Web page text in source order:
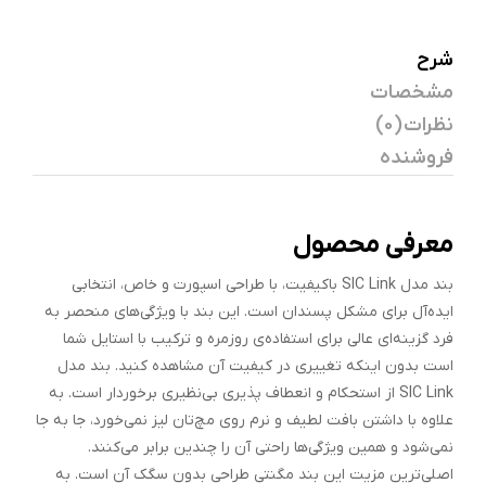
شرح
مشخصات
نظرات (0)
فروشنده
معرفی محصول
بند مدل SIC Link باکیفیت، با طراحی اسپورت و خاص، انتخابی
ایده‌آل برای مشکل پسندان است. این بند با ویژگی‌های منحصر به
فرد گزینه‌ای عالی برای استفاده‌ی روزمره و ترکیب با استایل‌ شما
است بدون اینکه تغییری در کیفیت آن مشاهده کنید. بند مدل
SIC Link از استحکام و انعطاف پذیری بی‌نظیری برخوردار است. به
علاوه با داشتن بافت لطیف و نرم روی مچ‌تان لیز نمی‌خورد، جا به جا
نمی‌شود و همین ویژگی‌ها راحتی آن را چندین برابر می‌کنند.
اصلی‌ترین مزیت این بند مگنتی طراحی بدون سگک آن است. به